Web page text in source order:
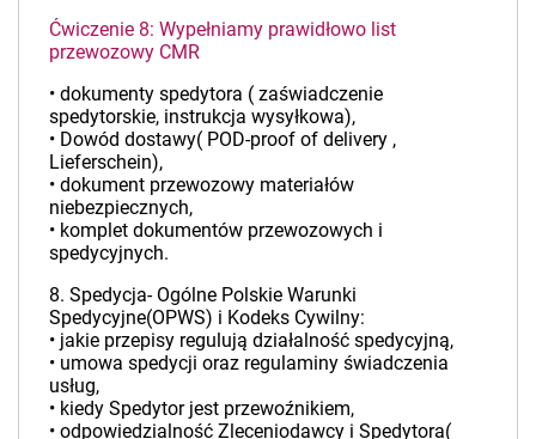
Ćwiczenie 8: Wypełniamy prawidłowo list
przewozowy CMR
• dokumenty spedytora ( zaświadczenie
spedytorskie, instrukcja wysyłkowa),
• Dowód dostawy( POD-proof of delivery ,
Lieferschein),
• dokument przewozowy materiałów
niebezpiecznych,
• komplet dokumentów przewozowych i
spedycyjnych.
8. Spedycja- Ogólne Polskie Warunki
Spedycyjne(OPWS) i Kodeks Cywilny:
• jakie przepisy regulują działalność spedycyjną,
• umowa spedycji oraz regulaminy świadczenia
usług,
• kiedy Spedytor jest przewoźnikiem,
• odpowiedzialność Zleceniodawcy i Spedytora(